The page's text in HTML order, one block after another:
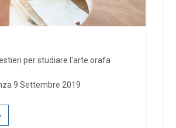
per studiare l'arte orafa
9 Settembre 2019